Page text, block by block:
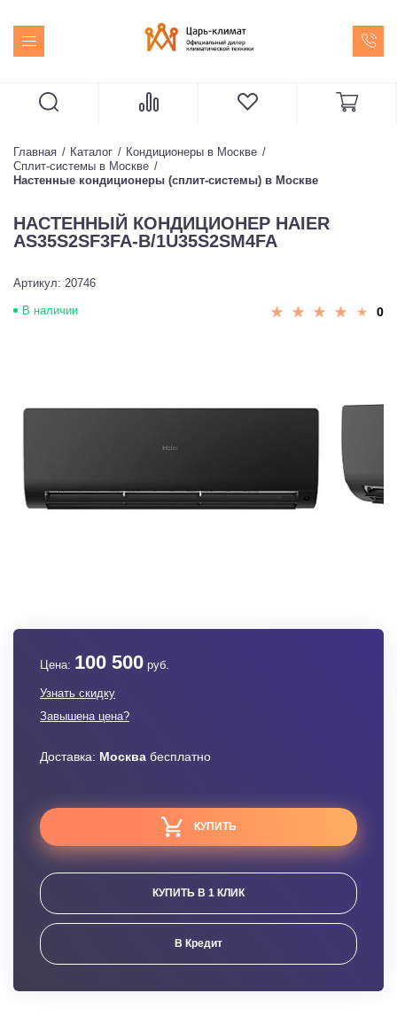
Главная Каталог
Кондиционеры в Москве
Сплит-системы в Москве
Настенные кондиционеры (сплит-системы) в Москве
НАСТЕННЫЙ КОНДИЦИОНЕР HAIER
AS35S2SF3FA-B/1U35S2SM4FA
Артикул: 20746
В наличии 0
Цена: 100 500 руб.
Узнать скидку
Завышена цена?
Доставка: Москва бесплатно
КУПИТЬ
КУПИТЬ В 1 КЛИК
В Кредит